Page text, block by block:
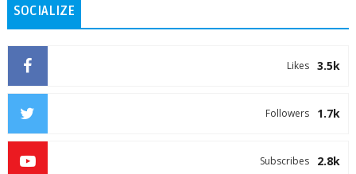
SOCIALIZE
3.5k
Likes
1.7k
Followers
2.8k
Subscribes